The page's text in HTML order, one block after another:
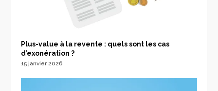
Plus-value à la revente : quels sont les cas
d’exonération ?
15 janvier 2026